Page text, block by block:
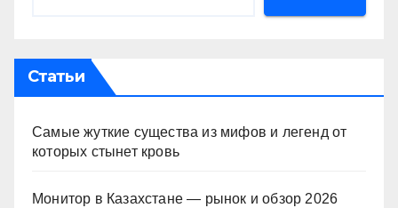
Статьи
Самые жуткие существа из мифов и легенд от
которых стынет кровь
Монитор в Казахстане — рынок и обзор 2026